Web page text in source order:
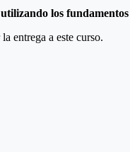
utilizando los
entrega a este curso.